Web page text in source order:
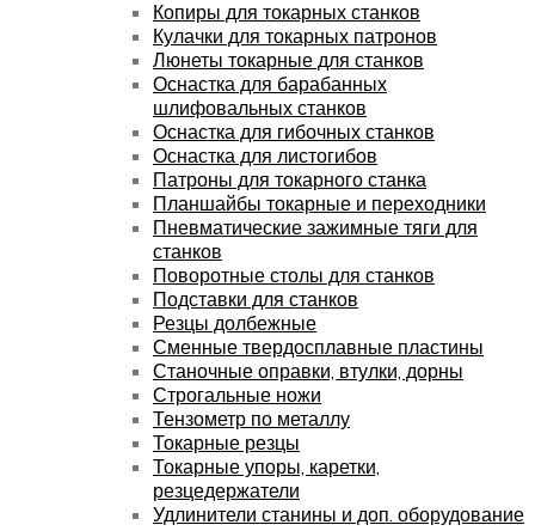
Копиры для токарных станков
Кулачки для токарных патронов
Люнеты токарные для станков
Оснастка для барабанных
шлифовальных станков
Оснастка для гибочных станков
Оснастка для листогибов
Патроны для токарного станка
Планшайбы токарные и переходники
Пневматические зажимные тяги для
станков
Поворотные столы для станков
Подставки для станков
Резцы долбежные
Сменные твердосплавные пластины
Станочные оправки, втулки, дорны
Строгальные ножи
Тензометр по металлу
Токарные резцы
Токарные упоры, каретки,
резцедержатели
Удлинители станины и доп. оборудование